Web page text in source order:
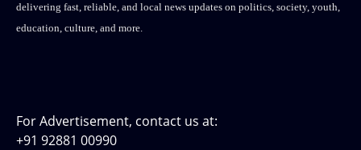
delivering fast, reliable, and local news updates on politics, society, youth,
education, culture, and more.
For Advertisement, contact us at:
+91 92881 00990